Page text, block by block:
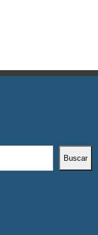
Buscar